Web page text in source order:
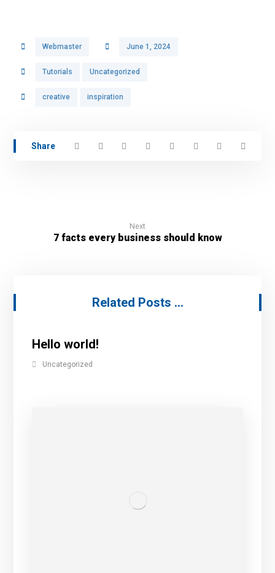
Webmaster June 1, 2024
Tutorials Uncategorized
creative inspiration
Next
7 facts every business should know
Related Posts ...
Hello world!
Uncategorized